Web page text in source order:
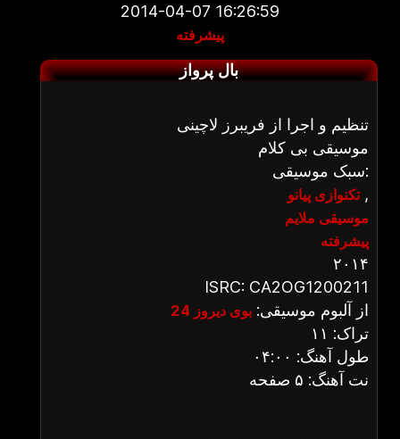
2014-04-07 16:26:59
پیشرفته
بال پرواز
تنظیم و اجرا از فریبرز لاچینی
موسیقی بی کلام
سبک موسیقی:
تکنوازی پیانو,
موسیقی ملایم
پیشرفته
۲۰۱۴
ISRC: CA2OG1200211
از آلبوم موسیقی: بوی دیروز 24
تراک: ۱۱
طول آهنگ: ۰۴:۰۰
نت آهنگ: ۵ صفحه